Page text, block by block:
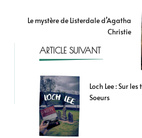
Le mystère de Listerdale d’Agatha
Christie
ARTICLE SUIVANT
Loch Lee : Sur
Soeurs